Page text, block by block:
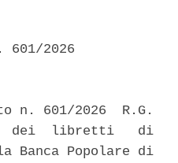
601/2026
n. 601/2026  R.G.
dei  libretti   di
Banca Popolare di